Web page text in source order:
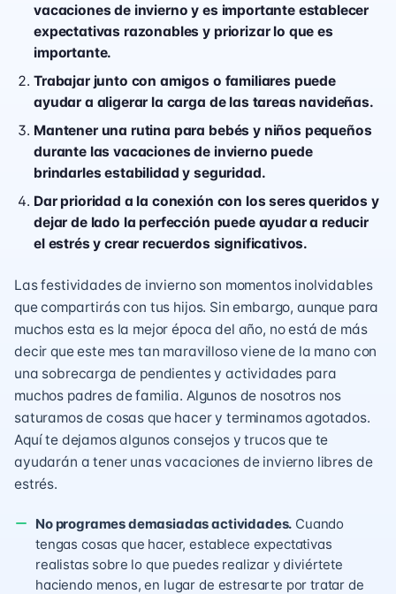
vacaciones de invierno y es importante establecer
expectativas razonables y priorizar lo que es
importante.
Trabajar junto con amigos o familiares puede
ayudar a aligerar la carga de las tareas navideñas.
Mantener una rutina para bebés y niños pequeños
durante las vacaciones de invierno puede
brindarles estabilidad y seguridad.
Dar prioridad a la conexión con los seres queridos y
dejar de lado la perfección puede ayudar a reducir
el estrés y crear recuerdos significativos.
Las festividades de invierno son momentos inolvidables
que compartirás con tus hijos. Sin embargo, aunque para
muchos esta es la mejor época del año, no está de más
decir que este mes tan maravilloso viene de la mano con
una sobrecarga de pendientes y actividades para
muchos padres de familia. Algunos de nosotros nos
saturamos de cosas que hacer y terminamos agotados.
Aquí te dejamos algunos consejos y trucos que te
ayudarán a tener unas vacaciones de invierno libres de
estrés.
No programes demasiadas actividades. Cuando
tengas cosas que hacer, establece expectativas
realistas sobre lo que puedes realizar y diviértete
haciendo menos, en lugar de estresarte por tratar de